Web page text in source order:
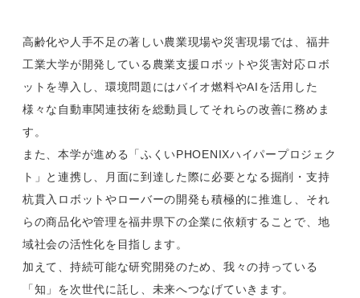
高齢化や人手不足の著しい農業現場や災害現場では、福井
工業大学が開発している農業支援ロボットや災害対応ロボ
ットを導入し、環境問題にはバイオ燃料やAIを活用した
様々な自動車関連技術を総動員してそれらの改善に務めま
す。
また、本学が進める「ふくいPHOENIXハイパープロジェク
ト」と連携し、月面に到達した際に必要となる掘削・支持
杭貫入ロボットやローバーの開発も積極的に推進し、それ
らの商品化や管理を福井県下の企業に依頼することで、地
域社会の活性化を目指します。
加えて、持続可能な研究開発のため、我々の持っている
「知」を次世代に託し、未来へつなげていきます。